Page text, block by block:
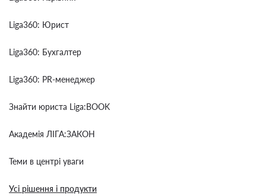
Liga360: Юрист
Liga360: Бухгалтер
Liga360: PR-менеджер
Знайти юриста Liga:BOOK
Академія ЛІГА:ЗАКОН
Теми в центрі уваги
Усі рішення і продукти